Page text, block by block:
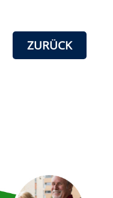
ZURÜCK